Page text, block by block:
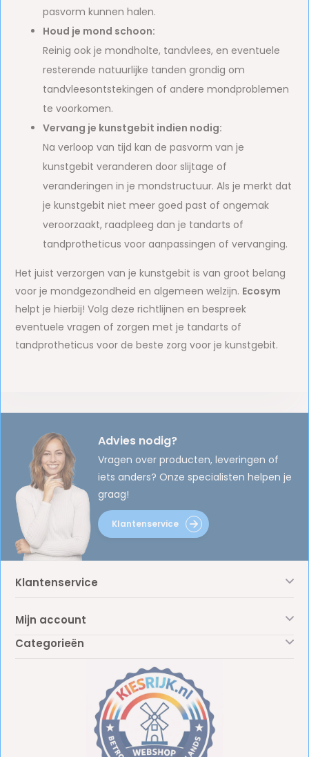
pasvorm kunnen halen.
Houd je mond schoon:
Reinig ook je mondholte, tandvlees, en eventuele
resterende natuurlijke tanden grondig om
tandvleesontstekingen of andere mondproblemen
te voorkomen.
Vervang je kunstgebit indien nodig:
Na verloop van tijd kan de pasvorm van je
kunstgebit veranderen door slijtage of
veranderingen in je mondstructuur. Als je merkt dat
je kunstgebit niet meer goed past of ongemak
veroorzaakt, raadpleeg dan je tandarts of
tandprotheticus voor aanpassingen of vervanging.
Het juist verzorgen van je kunstgebit is van groot belang
voor je mondgezondheid en algemeen welzijn. Ecosym
helpt je hierbij! Volg deze richtlijnen en bespreek
eventuele vragen of zorgen met je tandarts of
tandprotheticus voor de beste zorg voor je kunstgebit.
Advies nodig?
Vragen over producten, leveringen of
iets anders? Onze specialisten helpen je
graag!
Klantenservice
Klantenservice
Mijn account
Categorieën